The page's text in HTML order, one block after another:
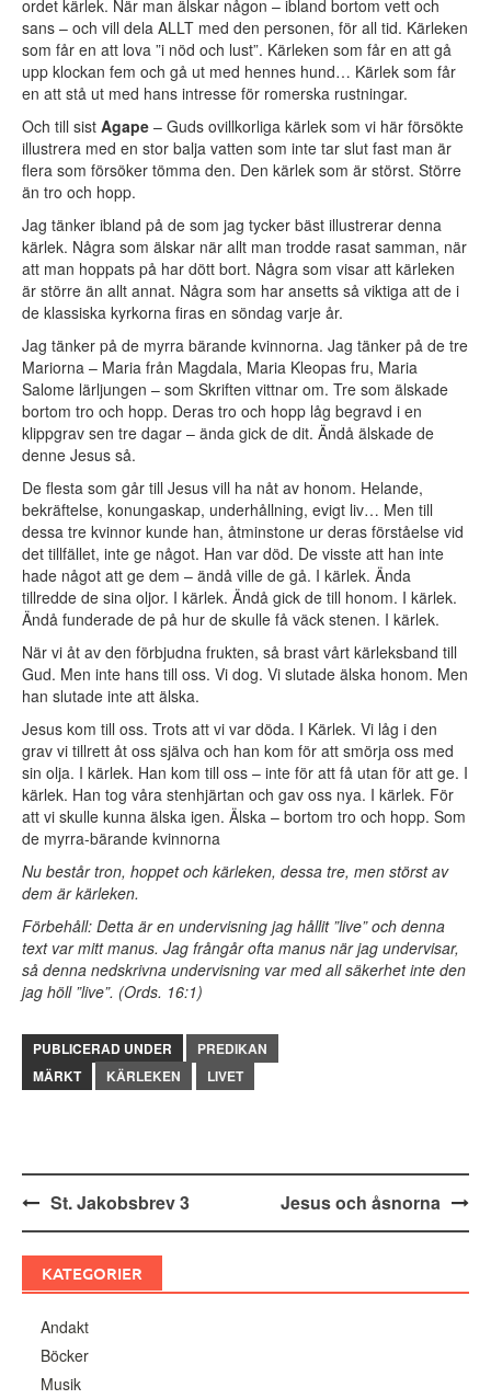
ordet kärlek. När man älskar någon – ibland bortom vett och
sans – och vill dela ALLT med den personen, för all tid. Kärleken
som får en att lova ”i nöd och lust”. Kärleken som får en att gå
upp klockan fem och gå ut med hennes hund… Kärlek som får
en att stå ut med hans intresse för romerska rustningar.
Och till sist Agape – Guds ovillkorliga kärlek som vi här försökte
illustrera med en stor balja vatten som inte tar slut fast man är
flera som försöker tömma den. Den kärlek som är störst. Större
än tro och hopp.
Jag tänker ibland på de som jag tycker bäst illustrerar denna
kärlek. Några som älskar när allt man trodde rasat samman, när
att man hoppats på har dött bort. Några som visar att kärleken
är större än allt annat. Några som har ansetts så viktiga att de i
de klassiska kyrkorna firas en söndag varje år.
Jag tänker på de myrra bärande kvinnorna. Jag tänker på de tre
Mariorna – Maria från Magdala, Maria Kleopas fru, Maria
Salome lärljungen – som Skriften vittnar om. Tre som älskade
bortom tro och hopp. Deras tro och hopp låg begravd i en
klippgrav sen tre dagar – ända gick de dit. Ändå älskade de
denne Jesus så.
De flesta som går till Jesus vill ha nåt av honom. Helande,
bekräftelse, konungaskap, underhållning, evigt liv… Men till
dessa tre kvinnor kunde han, åtminstone ur deras förståelse vid
det tillfället, inte ge något. Han var död. De visste att han inte
hade något att ge dem – ändå ville de gå. I kärlek. Ända
tillredde de sina oljor. I kärlek. Ändå gick de till honom. I kärlek.
Ändå funderade de på hur de skulle få väck stenen. I kärlek.
När vi åt av den förbjudna frukten, så brast vårt kärleksband till
Gud. Men inte hans till oss. Vi dog. Vi slutade älska honom. Men
han slutade inte att älska.
Jesus kom till oss. Trots att vi var döda. I Kärlek. Vi låg i den
grav vi tillrett åt oss själva och han kom för att smörja oss med
sin olja. I kärlek. Han kom till oss – inte för att få utan för att ge. I
kärlek. Han tog våra stenhjärtan och gav oss nya. I kärlek. För
att vi skulle kunna älska igen. Älska – bortom tro och hopp. Som
de myrra-bärande kvinnorna
Nu består tron, hoppet och kärleken, dessa tre, men störst av
dem är kärleken.
Förbehåll: Detta är en undervisning jag hållit ”live” och denna
text var mitt manus. Jag frångår ofta manus när jag undervisar,
så denna nedskrivna undervisning var med all säkerhet inte den
jag höll ”live”. (Ords. 16:1)
PUBLICERAD UNDER
PREDIKAN
MÄRKT
KÄRLEKEN LIVET
Inläggsnavigering
St. Jakobsbrev 3 Jesus och åsnorna
KATEGORIER
Andakt
Böcker
Musik